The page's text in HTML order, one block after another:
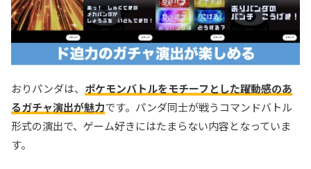
おりパンダは、 ポケモンバトルをモチーフとした躍動感のあ
るガチャ演出が魅力です。パンダ同士が戦うコマンドバトル
形式の演出で、ゲーム好きにはたまらない内容となっていま
す。